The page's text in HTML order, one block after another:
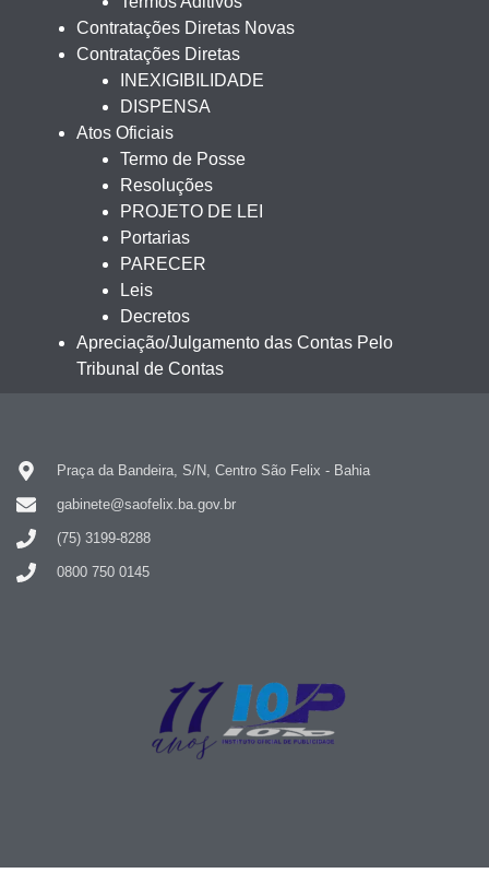
Contratações Diretas Novas
Contratações Diretas
INEXIGIBILIDADE
DISPENSA
Atos Oficiais
Termo de Posse
Resoluções
PROJETO DE LEI
Portarias
PARECER
Leis
Decretos
Apreciação/Julgamento das Contas Pelo
Tribunal de Contas
Praça da Bandeira, S/N, Centro São Felix - Bahia
gabinete@saofelix.ba.gov.br
(75) 3199-8288
0800 750 0145